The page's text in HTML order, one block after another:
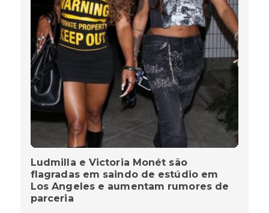
Ludmilla e Victoria Monét são
flagradas em saindo de estúdio em
Los Angeles e aumentam rumores de
parceria